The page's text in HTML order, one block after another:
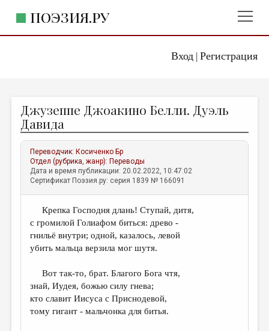
Вход| Регистрация
ПОЭЗИЯ.РУ
ЖАНРЫ
АВТОРЫ
КОММЕНТАРИИ
ЛИТСАЛОН
ПРАВИЛА САЙТА
ОТДЕЛЫ И РУБРИКИ
ДАЙДЖЕСТ
ПРОИЗВЕДЕНИЯ
Джузеппе Джоакино Белли. Дуэль
Давида
Переводчик: Косиченко Бр
Отдел (рубрика, жанр): Переводы
Дата и время публикации: 20.02.2022, 10:47:02
Сертификат Поэзия.ру: серия 1839 № 166091
Крепка Господня длань! Ступай, дитя,
с громилой Голиафом биться: древо -
гнильё внутри; одной, казалось, левой
убить мальца верзила мог шутя.
Вот так-то, брат. Благого Бога чтя,
знай, Иудея, божью силу гнева;
кто славит Иисуса c Приснодевой,
тому гигант - мальчонка для битья.